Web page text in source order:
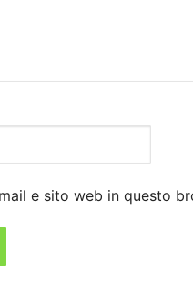
e sito web in questo